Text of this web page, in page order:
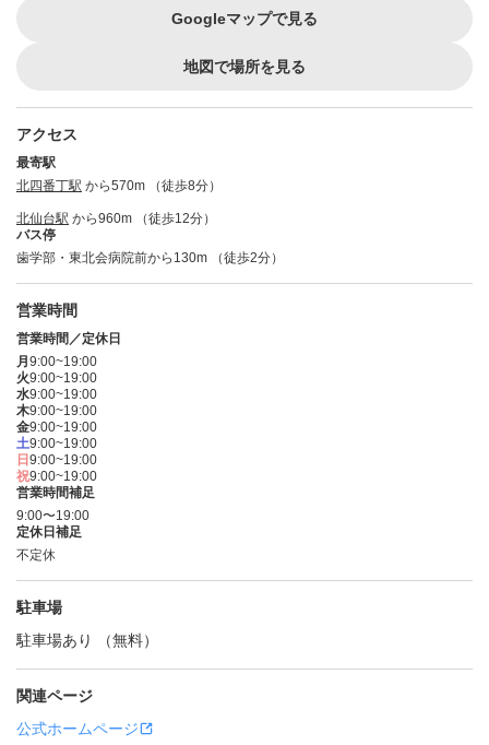
Googleマップで見る
地図で場所を見る
アクセス
最寄駅
北四番丁駅 から570m （徒歩8分）
北仙台駅 から960m （徒歩12分）
バス停
歯学部・東北会病院前から130m （徒歩2分）
営業時間
営業時間／定休日
月 9:00~19:00
火9:00~19:00
水9:00~19:00
木9:00~19:00
金9:00~19:00
土9:00~19:00
日 9:00~19:00
祝9:00~19:00
営業時間補足
9:00〜19:00
定休日補足
不定休
駐車場
駐車場あり （無料）
関連ページ
公式ホームページ